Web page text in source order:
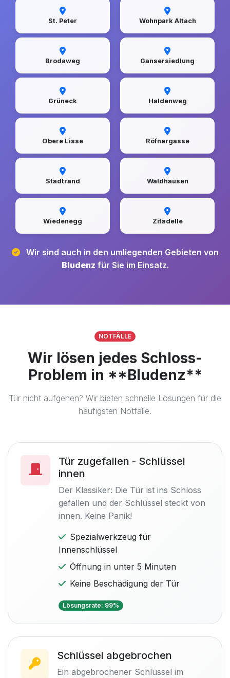
St. Peter Wohnpark Altach
Brodaweg Gansersiedlung
Grüneck Haldenweg
Obere Lisse Röfnergasse
Stadtrand Waldhausen
Wiedenegg Zitadelle
Wir sind auch in den umliegenden Gebieten von
Bludenz für Sie im Einsatz.
NOTFÄLLE
Wir lösen jedes Schloss-
Problem in **Bludenz**
Tür nicht aufgehen? Wir bieten schnelle Lösungen für die
häufigsten Notfälle.
Tür zugefallen - Schlüssel
innen
Der Klassiker: Die Tür ist ins Schloss
gefallen und der Schlüssel steckt von
innen. Keine Panik!
Spezialwerkzeug für
Innenschlüssel
Öffnung in unter 5 Minuten
Keine Beschädigung der Tür
Lösungsrate: 99%
Schlüssel abgebrochen
Ein abgebrochener Schlüssel im